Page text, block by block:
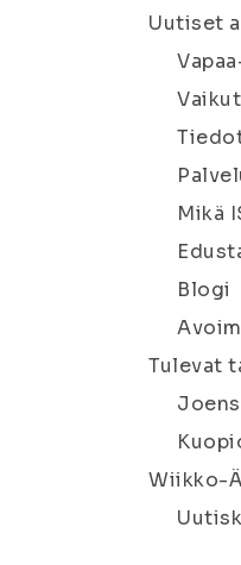
Uutiset
Mikä
Blogi
Tulevat
Wiikko-